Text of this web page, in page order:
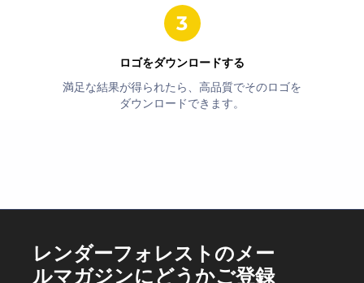
ロゴをダウンロードする
満足な結果が得られたら、高品質でそのロゴを
ダウンロードできます。
レンダーフォレストのメー
ルマガジンにどうかご登録